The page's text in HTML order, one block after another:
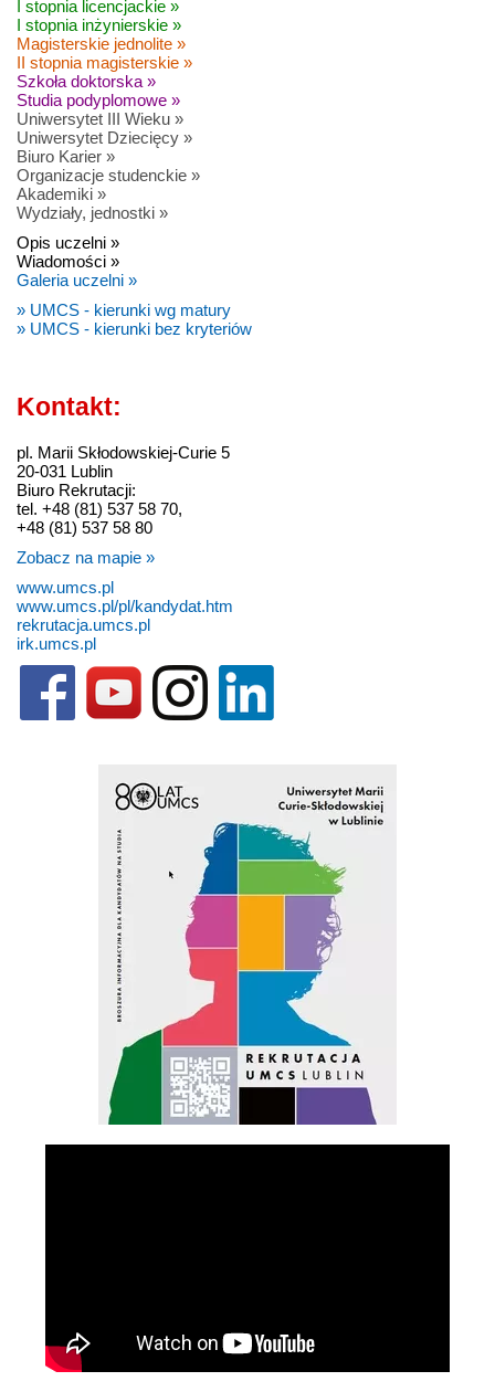
I stopnia licencjackie »
I stopnia inżynierskie »
Magisterskie jednolite »
II stopnia magisterskie »
Szkoła doktorska »
Studia podyplomowe »
Uniwersytet III Wieku »
Uniwersytet Dziecięcy »
Biuro Karier »
Organizacje studenckie »
Akademiki »
Wydziały, jednostki »
Opis uczelni »
Wiadomości »
Galeria uczelni »
» UMCS - kierunki wg matury
» UMCS - kierunki bez kryteriów
Kontakt:
pl. Marii Skłodowskiej-Curie 5
20-031 Lublin
Biuro Rekrutacji:
tel. +48 (81) 537 58 70,
+48 (81) 537 58 80
Zobacz na mapie »
www.umcs.pl
www.umcs.pl/pl/kandydat.htm
rekrutacja.umcs.pl
irk.umcs.pl